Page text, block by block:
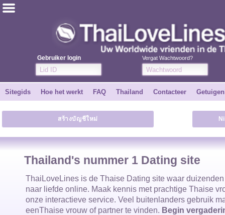
Gebruiker login Vergat Wachtwoord?
ไทย
Word GRATIS
Getuigenissen
Vertel een vriend
Sitegids
Contacteer
Sitegids Hoe het werkt FAQ Thailand Contacteer
สร้างบัญชีใหม่
Thailand's nummer 1 Dating site
ThaiLoveLines is de Thaise Dating site waar
naar liefde online. Maak kennis met prachtige Thaise
onze interactieve service. Veel buitenlanders gebruik
eenThaise vrouw of partner te vinden. Begin